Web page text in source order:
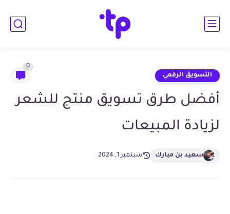
التسويق الرقمي
0
أفضل طرق تسويق منتج للشعر
لزيادة المبيعات
سعيد بن مبارك سبتمبر 1, 2024